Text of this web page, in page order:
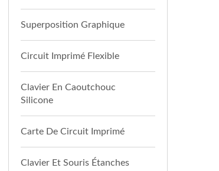
Superposition Graphique
Circuit Imprimé Flexible
Clavier En Caoutchouc
Silicone
Carte De Circuit Imprimé
Clavier Et Souris Étanches